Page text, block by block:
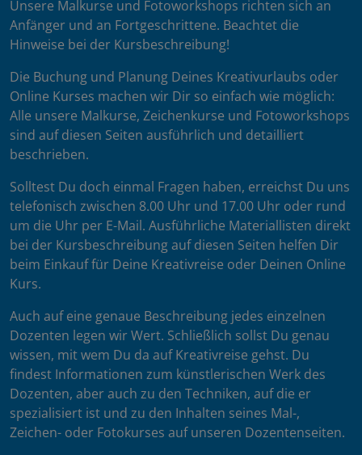
Unsere Malkurse und Fotoworkshops richten sich an
Anfänger und an Fortgeschrittene. Beachtet die
Hinweise bei der Kursbeschreibung!
Die Buchung und Planung Deines Kreativurlaubs oder
Online Kurses machen wir Dir so einfach wie möglich:
Alle unsere Malkurse, Zeichenkurse und Fotoworkshops
sind auf diesen Seiten ausführlich und detailliert
beschrieben.
Solltest Du doch einmal Fragen haben, erreichst Du uns
telefonisch zwischen 8.00 Uhr und 17.00 Uhr oder rund
um die Uhr per E-Mail. Ausführliche Materiallisten direkt
bei der Kursbeschreibung auf diesen Seiten helfen Dir
beim Einkauf für Deine Kreativreise oder Deinen Online
Kurs.
Auch auf eine genaue Beschreibung jedes einzelnen
Dozenten legen wir Wert. Schließlich sollst Du genau
wissen, mit wem Du da auf Kreativreise gehst. Du
findest Informationen zum künstlerischen Werk des
Dozenten, aber auch zu den Techniken, auf die er
spezialisiert ist und zu den Inhalten seines Mal-,
Zeichen- oder Fotokurses auf unseren Dozentenseiten.